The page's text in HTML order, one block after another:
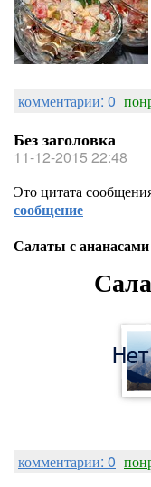
комментарии: 0
Без заголовка
11-12-2015 22:48
Это цитата
сообщение
Салаты с
комментарии: 0